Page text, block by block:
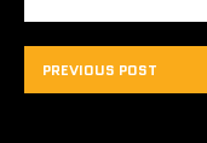
PREVIOUS POST